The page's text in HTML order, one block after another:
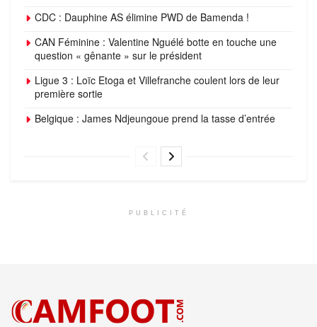
CDC : Dauphine AS élimine PWD de Bamenda !
CAN Féminine : Valentine Nguélé botte en touche une
question « gênante » sur le président
Ligue 3 : Loïc Etoga et Villefranche coulent lors de leur
première sortie
Belgique : James Ndjeungoue prend la tasse d’entrée
PUBLICITÉ